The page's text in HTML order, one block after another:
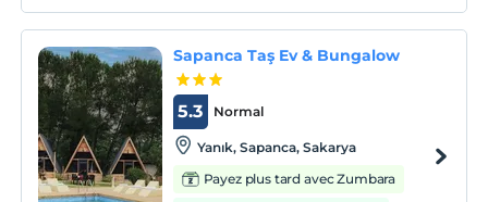
Sapanca Taş Ev & Bungalow
Normal
5.3
Yanık, Sapanca, Sakarya
Payez plus tard avec Zumbara